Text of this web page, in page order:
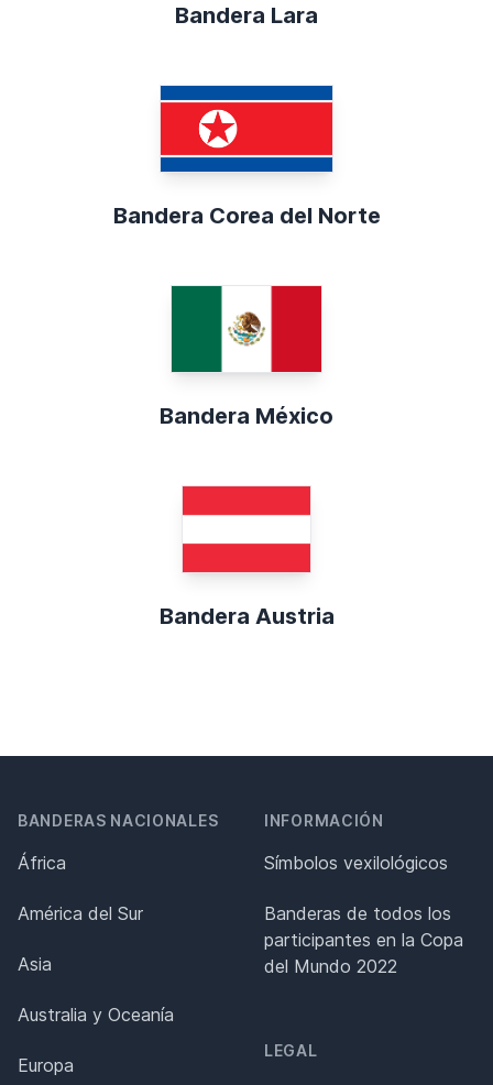
Bandera Lara
Bandera Corea del Norte
Bandera México
Bandera Austria
BANDERAS NACIONALES
África
América del Sur
Asia
Australia y Oceanía
Europa
INFORMACIÓN
Símbolos vexilológicos
Banderas de todos los
participantes en la Copa
del Mundo 2022
LEGAL